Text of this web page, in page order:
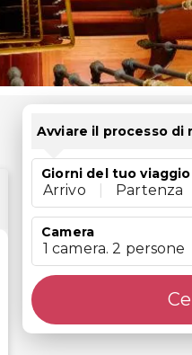
Avviare il processo di
Giorni del tuo viaggio
Arrivo Partenza
Camera
1 camera. 2 persone